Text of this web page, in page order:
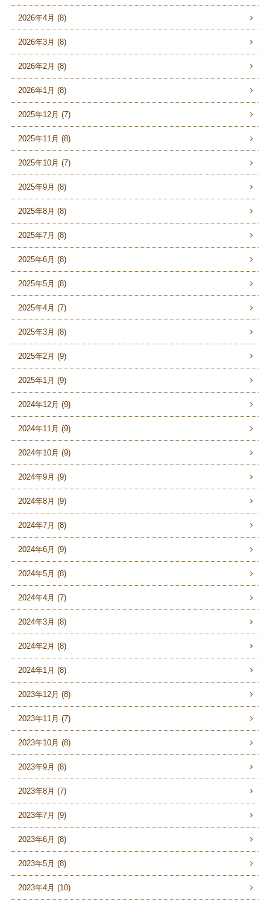
2026年4月 (8)
2026年3月 (8)
2026年2月 (8)
2026年1月 (8)
2025年12月 (7)
2025年11月 (8)
2025年10月 (7)
2025年9月 (8)
2025年8月 (8)
2025年7月 (8)
2025年6月 (8)
2025年5月 (8)
2025年4月 (7)
2025年3月 (8)
2025年2月 (9)
2025年1月 (9)
2024年12月 (9)
2024年11月 (9)
2024年10月 (9)
2024年9月 (9)
2024年8月 (9)
2024年7月 (8)
2024年6月 (9)
2024年5月 (8)
2024年4月 (7)
2024年3月 (8)
2024年2月 (8)
2024年1月 (8)
2023年12月 (8)
2023年11月 (7)
2023年10月 (8)
2023年9月 (8)
2023年8月 (7)
2023年7月 (9)
2023年6月 (8)
2023年5月 (8)
2023年4月 (10)